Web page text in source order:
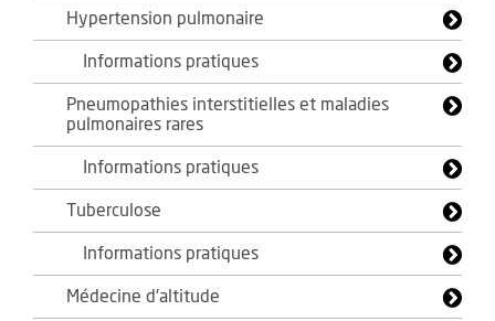
Hypertension pulmonaire
Informations pratiques
Pneumopathies interstitielles et maladies
pulmonaires rares
Informations pratiques
Tuberculose
Informations pratiques
Médecine d'altitude